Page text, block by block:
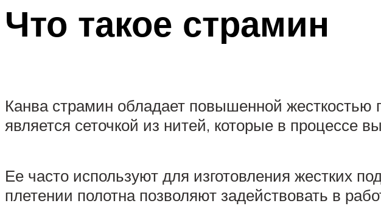
Что такое страмин
Канва страмин обладает повышенной жесткостью
является сеточкой из нитей, которые в процессе
Ее часто используют для изготовления жестких
плетении полотна позволяют задействовать в